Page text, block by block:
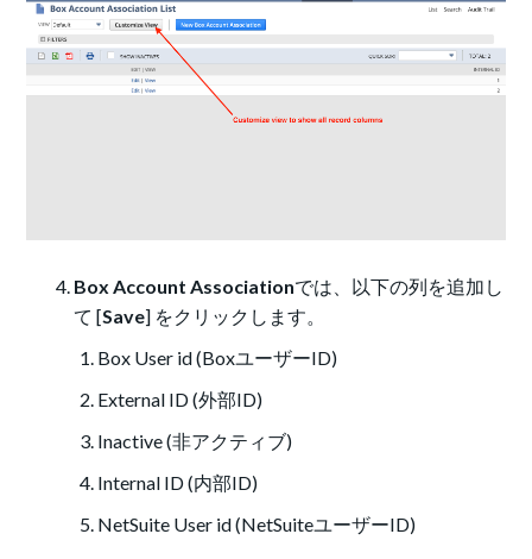
Box Account Associationでは、以下の列を追加し
て [Save] をクリックします。
Box User id (BoxユーザーID)
External ID (外部ID)
Inactive (非アクティブ)
Internal ID (内部ID)
NetSuite User id (NetSuiteユーザーID)